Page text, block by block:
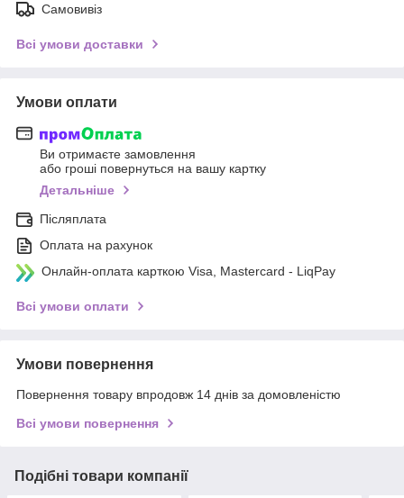
Самовивіз
Всі умови доставки
Умови оплати
Ви отримаєте замовлення
або гроші повернуться на вашу картку
Детальніше
Післяплата
Оплата на рахунок
Онлайн-оплата карткою Visa, Mastercard - LiqPay
Всі умови оплати
Умови повернення
Повернення товару впродовж 14 днів за домовленістю
Всі умови повернення
Подібні товари компанії